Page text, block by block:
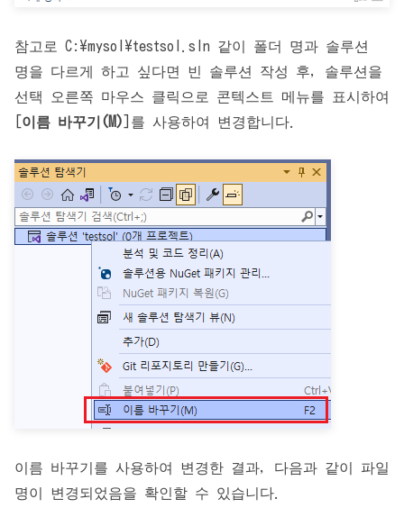
참고로 C:\mysol\testsol.sln 같이 폴더 명과 솔루션
명을 다르게 하고 싶다면 빈 솔루션 작성 후, 솔루션을
선택 오른쪽 마우스 클릭으로 콘텍스트 메뉴를 표시하여
이름 바꾸기(M) ]를 사용하여 변경합니다.
이름 바꾸기를 사용하여 변경한 결과, 다음과 같이 파일
명이 변경되었음을 확인할 수 있습니다.